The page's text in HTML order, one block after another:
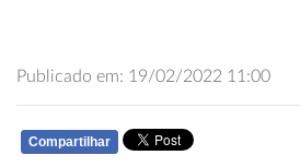
Publicado em: 19/02/2022 11:00
Compartilhar